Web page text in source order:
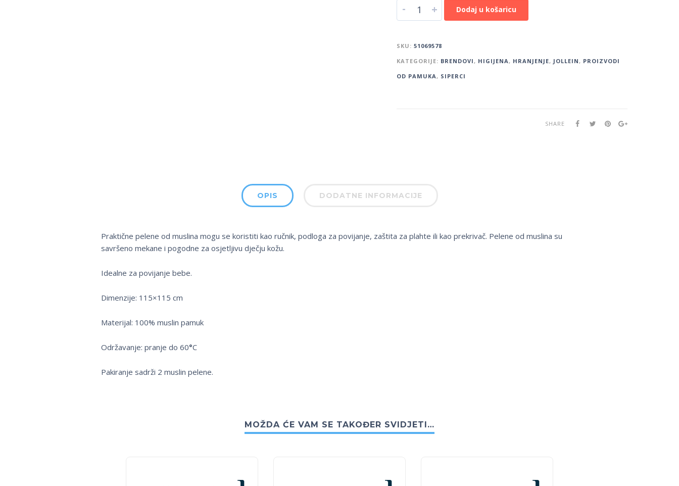
- + Dodaj u košaricu
SKU: 51069578
KATEGORIJE: BRENDOVI, HIGIJENA, HRANJENJE, JOLLEIN, PROIZVODI
OD PAMUKA, SIPERCI
SHARE
OPIS DODATNE INFORMACIJE
Praktične pelene od muslina mogu se koristiti kao ručnik, podloga za povijanje, zaštita za plahte ili kao prekrivač. Pelene od muslina su
savršeno mekane i pogodne za osjetljivu dječju kožu.
Idealne za povijanje bebe.
Dimenzije: 115×115 cm
Materijal: 100% muslin pamuk
Održavanje: pranje do 60°C
Pakiranje sadrži 2 muslin pelene.
MOŽDA ĆE VAM SE TAKOĐER SVIDJETI…